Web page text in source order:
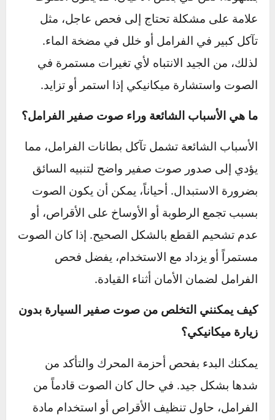
يطيل من عمر السيارة ويجنبك تكاليف الإصلاح
المرتفعة.
أسئلة شائعة حول صوت صفير
السيارة
هل صوت صفير السيارة يشير دائماً إلى مشكلة
خطيرة؟
ليس بالضرورة؛ يمكن أن يكون صوت صفير
السيارة ناتجاً عن أسباب بسيطة مثل الرطوبة على
الأحزمة أو الأوساخ على بطانات الفرامل، وهذه
الحالات عادةً ليست خطيرة ويمكن معالجتها
بسهولة. لكن في بعض الأحيان، قد يكون الصوت
تآكل كبير في الفرامل أو خلل في مضخة الماء.
لذلك، من الجيد الانتباه لأي تغيرات مستمرة في
الصوت واستشارة ميكانيكي إذا استمر أو تزايد​.
ما هي الأسباب الشائعة وراء صوت صفير الفرامل؟